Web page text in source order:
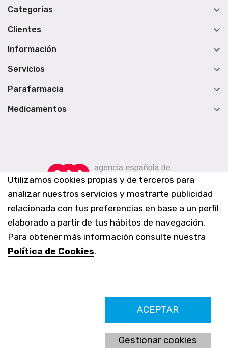
Utilizamos cookies propias y de terceros para
analizar nuestros servicios y mostrarte publicidad
relacionada con tus preferencias en base a un perfil
elaborado a partir de tus hábitos de navegación.
Para obtener más información consulte nuestra
Política de Cookies.
ACEPTAR
Gestionar cookies
Categorias 
Clientes 
Información 
Servicios 
Parafarmacia 
Medicamentos 
Farmacia Los Altos nº756
Ldo. Alfredo Aparicio Grau 22555408K
N. Col. Colegio Oficial de Farmacéuticos de Alicante 4327
Nº de autorización A-790-F
C/ Moncayo, 97 (Vistalmar) Urb. Los Altos